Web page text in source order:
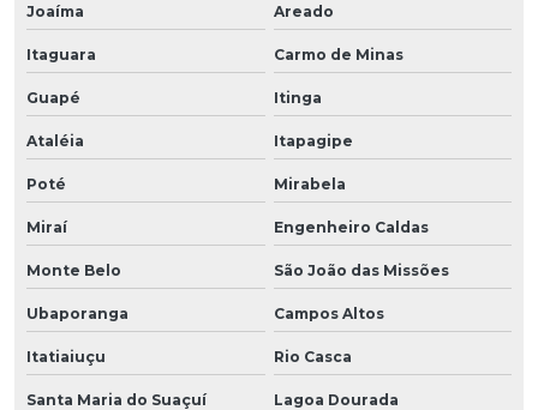
Joaíma Areado
Itaguara Carmo de Minas
Guapé Itinga
Ataléia Itapagipe
Poté Mirabela
Miraí Engenheiro Caldas
Monte Belo São João das Missões
Ubaporanga Campos Altos
Itatiaiuçu Rio Casca
Santa Maria do Suaçuí Lagoa Dourada